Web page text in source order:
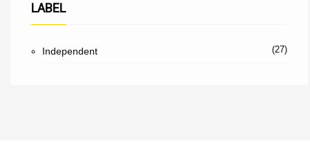
LABEL
Independent (27)